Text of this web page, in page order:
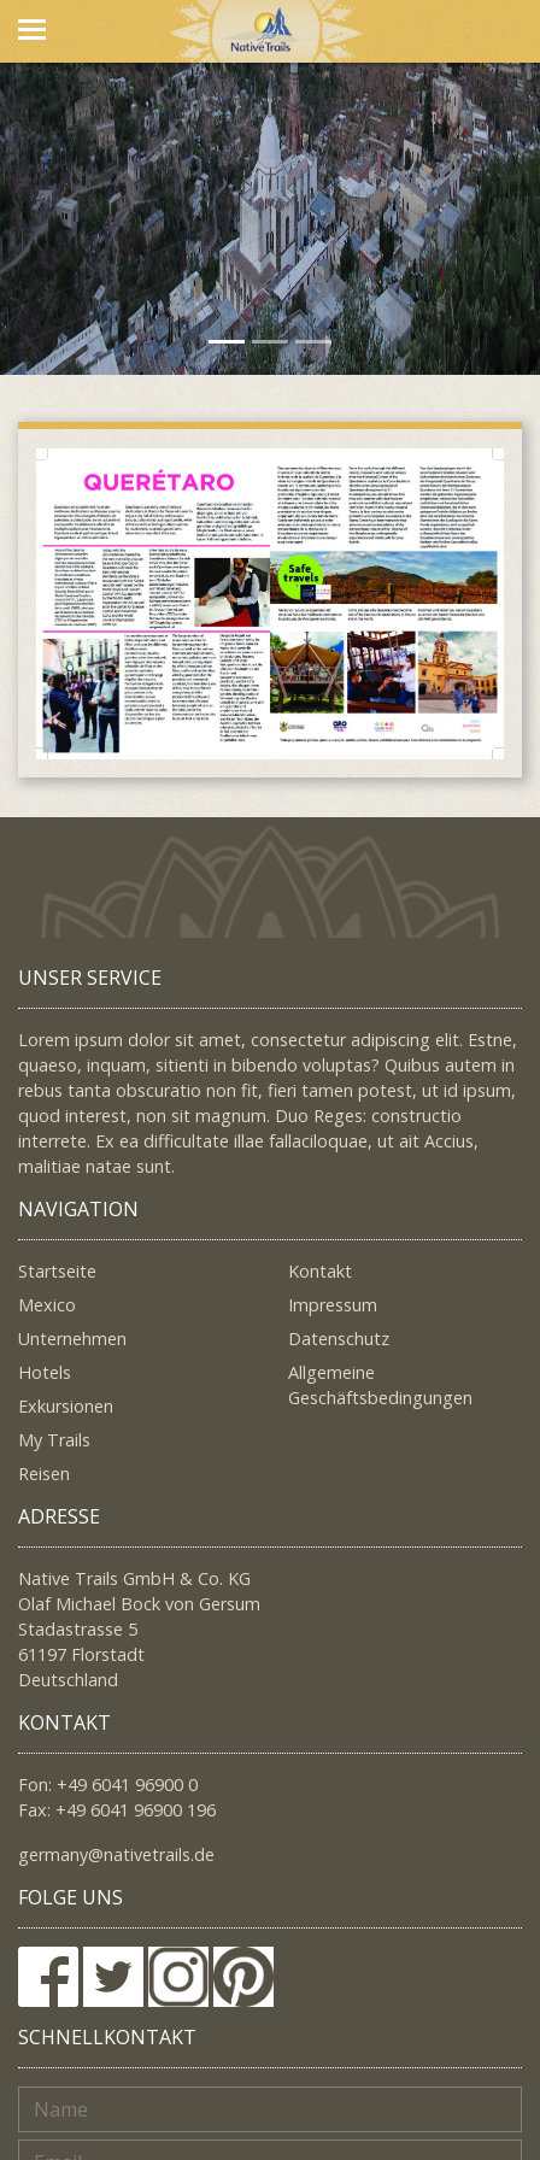
UNSER SERVICE
Lorem ipsum dolor sit amet, consectetur adipiscing elit. Estne,
quaeso, inquam, sitienti in bibendo voluptas? Quibus autem in
rebus tanta obscuratio non fit, fieri tamen potest, ut id ipsum,
quod interest, non sit magnum. Duo Reges: constructio
interrete. Ex ea difficultate illae fallaciloquae, ut ait Accius,
malitiae natae sunt.
NAVIGATION
Startseite
Mexico
Unternehmen
Hotels
Exkursionen
My Trails
Reisen
Kontakt
Impressum
Datenschutz
Allgemeine
Geschäftsbedingungen
ADRESSE
Native Trails GmbH & Co. KG
Olaf Michael Bock von Gersum
Stadastrasse 5
61197 Florstadt
Deutschland
KONTAKT
Fon: +49 6041 96900 0
Fax: +49 6041 96900 196
germany@nativetrails.de
FOLGE UNS
SCHNELLKONTAKT